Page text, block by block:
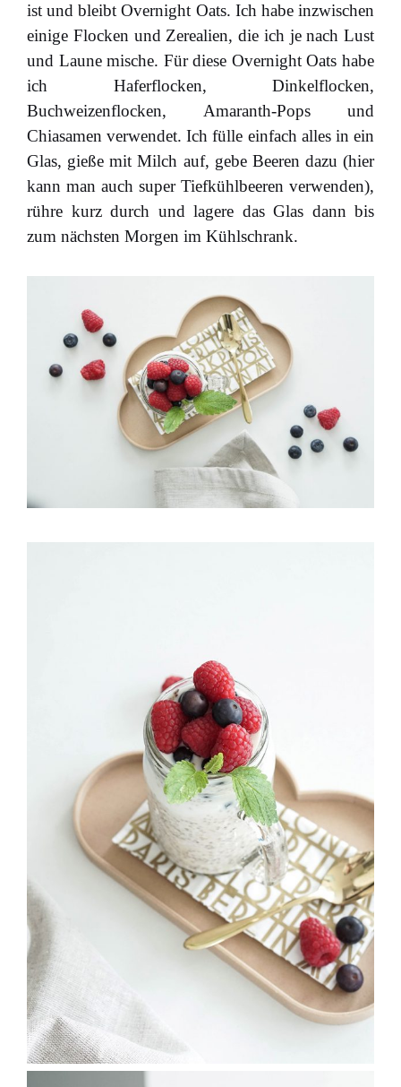
ist und bleibt Overnight Oats. Ich habe inzwischen
einige Flocken und Zerealien, die ich je nach Lust
und Laune mische. Für diese Overnight Oats habe
ich Haferflocken, Dinkelflocken,
Buchweizenflocken, Amaranth-Pops und
Chiasamen verwendet. Ich fülle einfach alles in ein
Glas, gieße mit Milch auf, gebe Beeren dazu (hier
kann man auch super Tiefkühlbeeren verwenden),
rühre kurz durch und lagere das Glas dann bis
zum nächsten Morgen im Kühlschrank.